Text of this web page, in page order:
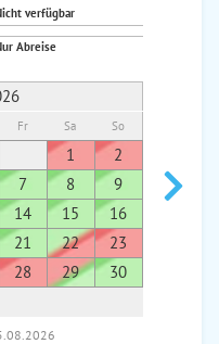
verfügbar
Abreise
Fr Sa So
1
2
7 8
9
14 15
16
21 22
23
28 29
30
7